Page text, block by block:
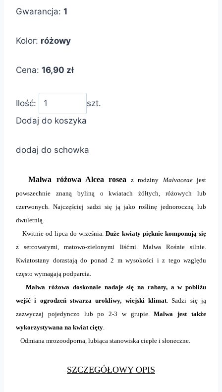
Gwarancja: 1
Kolor: różowy
Cena: 16,90 zł
Ilość:
szt.
Dodaj do koszyka
dodaj do schowka
Malwa różowa Alcea rosea z rodziny Malvaceaejest
powszechnie znaną byliną o kwiatach żółtych, różowych lub
czerwonych. Najczęściej sadzi się ją jako roślinę jednoroczną lub
dwuletnią.
Kwitnie od lipca do września.Duże kwiaty pięknie komponują się
z sercowatymi, matowo-zielonymi liśćmi. Malwa Rośnie silnie.
Kwiatostany dorastają do ponad 2 m wysokości i z tego względu
często wymagają podparcia.
Malwa różowa doskonale nadaje się na rabaty, a w pobliżu
wejść i ogrodzeń stwarza urokliwy, wiejski klimat . Sadzi się ją
zazwyczaj pojedynczo lub po 2-3 w grupie.Malwa jest także
wykorzystywana na kwiat cięty
Odmiana mrozoodporna, lubiąca stanowiska ciepłe i słoneczne.
SZCZEGÓŁOWY OPIS